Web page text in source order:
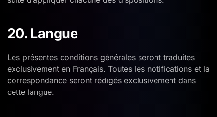
20. Langue
Les présentes conditions générales seront traduites
exclusivement en Français. Toutes les notifications et la
correspondance seront rédigés exclusivement dans
cette langue.